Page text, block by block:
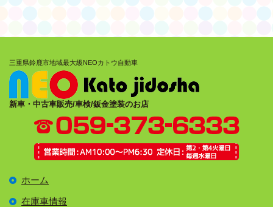
新車・中古車販売/車検/鈑金塗装のお店
三重県鈴鹿市地域最大級NEOカトウ自動車
ホーム
在庫車情報